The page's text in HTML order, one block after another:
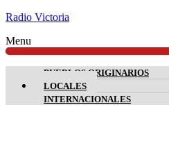
Radio Victoria
Menu
PUEBLOS ORIGINARIOS
LOCALES
INTERNACIONALES